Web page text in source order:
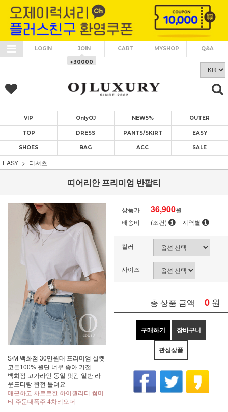
LOGIN JOIN
+30000
CART MYSHOP Q&A
VIP OnlyOJ NEW5% OUTER
TOP DRESS PANTS/SKIRT EASY
SHOES BAG ACC SALE
EASY 티셔츠
띠어리안 프리미엄 반팔티
S/M 백화점 30만원대 프리미엄 실켓
코튼100% 원단 너무 좋아 기절
백화점 고가라인 동일 핏감 일반 라
운드티랑 완전 틀려요
매끈하고 차르르한 하이퀄리티 썸머
티 주문대폭주 4차리오더
상품가 36,900원
배송비
(조건) 지역별
컬러
사이즈
총 상품 금액 0 원
구매하기 장바구니
관심상품